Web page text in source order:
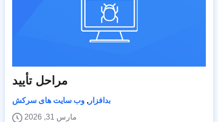
مراحل تأیید
بدافزار , وب سایت های سرکش
مارس 31, 2026